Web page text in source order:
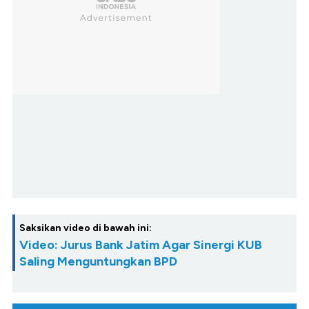
Saksikan video di bawah ini:
Video: Jurus Bank Jatim Agar Sinergi KUB
Saling Menguntungkan BPD